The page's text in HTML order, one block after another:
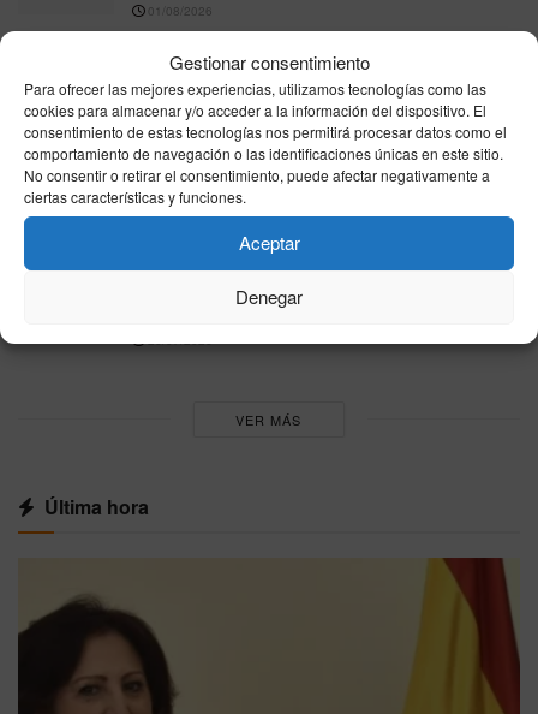
Gestionar consentimiento
Para ofrecer las mejores experiencias, utilizamos tecnologías como las
cookies para almacenar y/o acceder a la información del dispositivo. El
consentimiento de estas tecnologías nos permitirá procesar datos como el
comportamiento de navegación o las identificaciones únicas en este sitio.
No consentir o retirar el consentimiento, puede afectar negativamente a
ciertas características y funciones.
Aceptar
Denegar
01/08/2026
Europa eleva la presión sobre Sánchez por
Ceuta: Meloni amenaza con Schengen y el PPE
denuncia un “efecto llamada”
31/07/2026
Trucos de cocina para principiantes: atajos
sencillos, seguridad y sabor
Cómo quitar las manchas más difíciles de la
ropa: guía práctica paso a paso
26/07/2026
VER MÁS
Última hora